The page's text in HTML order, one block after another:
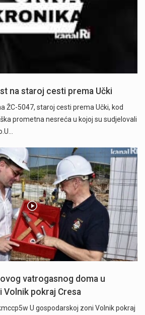
na staroj cesti prema Učki
ŽC-5047, staroj cesti prema Učki, kod
prometna nesreća u kojoj su sudjelovali
vatrogasnog doma u
pokraj Cresa
U gospodarskoj zoni Volnik pokraj